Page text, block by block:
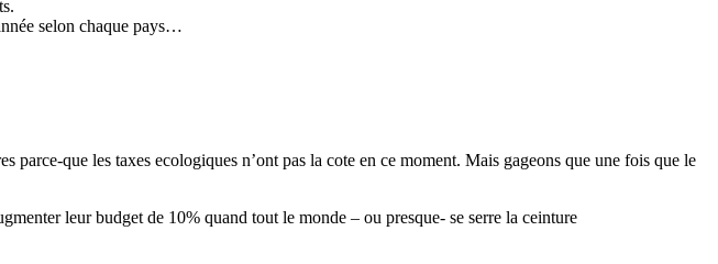
selon chaque pays…
que les taxes ecologiques n’ont pas la cote en ce moment. Mais gageons que une fois que le
leur budget de 10% quand tout le monde – ou presque- se serre la ceinture